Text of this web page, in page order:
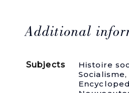
Patrie,
ou
Tiers-
Additional
Subjects
Histoire
Socialisme,